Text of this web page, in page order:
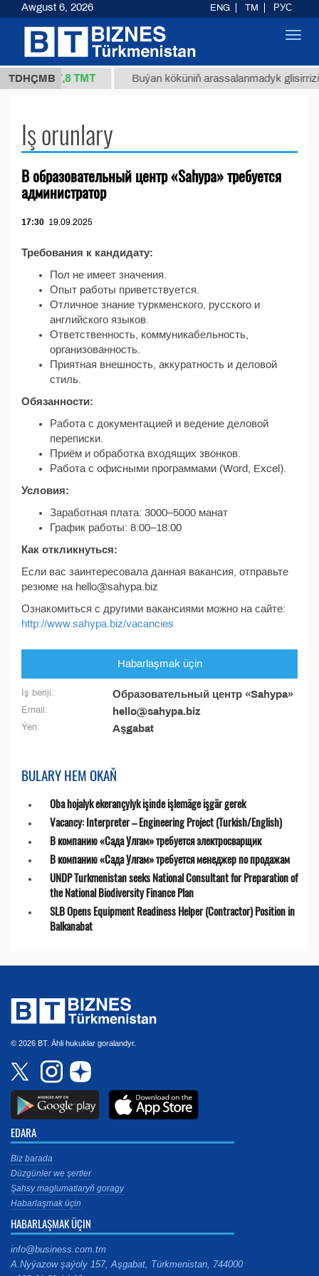
TDHÇMB
1 (kg.) 37,8 ТМТ Buýan köküniň arassalanmadyk
Iş orunlary
В образовательный центр «Sahypa» требуется
администратор
17:30 19.09.2025
Требования к кандидату:
Пол не имеет значения.
Опыт работы приветствуется.
Отличное знание туркменского, русского и
английского языков.
Ответственность, коммуникабельность,
организованность.
Приятная внешность, аккуратность и деловой
стиль.
Обязанности:
Работа с документацией и ведение деловой
переписки.
Приём и обработка входящих звонков.
Работа с офисными программами (Word, Excel).
Условия:
Заработная плата: 3000–5000 манат
График работы: 8:00–18:00
Как откликнуться:
Если вас заинтересовала данная вакансия, отправьте
резюме на hello@sahypa.biz
Ознакомиться с другими вакансиями можно на сайте:
http://www.sahypa.biz/vacancies
Habarlaşmak üçin
Iş beriji: Образовательный центр «Sahypa»
Email: hello@sahypa.biz
Ýeri: Aşgabat
BULARY HEM OKAŇ
Oba hojalyk ekerançylyk işinde işlemäge işgär gerek
Vacancy: Interpreter – Engineering Project (Turkish/English)
В компанию «Сада Улгам» требуется электросварщик
В компанию «Сада Улгам» требуется менеджер по продажам
UNDP Turkmenistan seeks National Consultant for Preparation of
the National Biodiversity Finance Plan
SLB Opens Equipment Readiness Helper (Contractor) Position in
Balkanabat
© 2026 BT. Ähli hukuklar goralandyr.
EDARA
Biz barada
Düzgünler we şertler
Şahsy maglumatlaryň goragy
Habarlaşmak üçin
HABARLAŞMAK ÜÇIN
info@business.com.tm
A.Nyýazow şaýoly 157, Aşgabat, Türkmenistan, 744000
Awgust 6, 2026 ENG TM РУС